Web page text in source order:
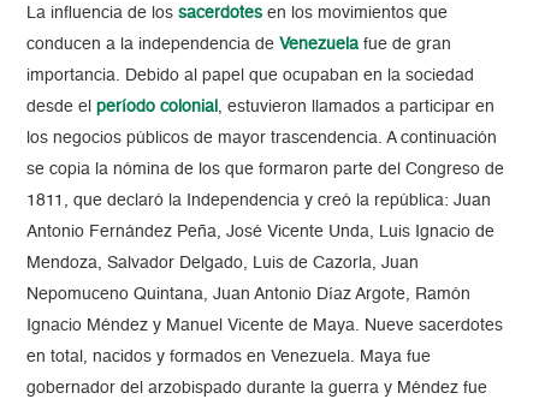
La influencia de los sacerdotes en los movimientos que
conducen a la independencia de Venezuela fue de gran
importancia. Debido al papel que ocupaban en la sociedad
desde el período colonial , estuvieron llamados a participar en
los negocios públicos de mayor trascendencia. A continuación
se copia la nómina de los que formaron parte del Congreso de
1811, que declaró la Independencia y creó la república: Juan
Antonio Fernández Peña, José Vicente Unda, Luis Ignacio de
Mendoza, Salvador Delgado, Luis de Cazorla, Juan
Nepomuceno Quintana, Juan Antonio Díaz Argote, Ramón
Ignacio Méndez y Manuel Vicente de Maya. Nueve sacerdotes
en total, nacidos y formados en Venezuela. Maya fue
gobernador del arzobispado durante la guerra y Méndez fue